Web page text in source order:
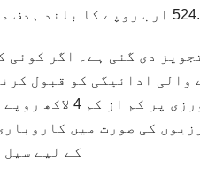
دی گئی ہے۔ اگر کوئی
ادائیگی کو قبول
ہے تو اسے 10 لاکھ روپے تک جرمانہ
خلاف ورزیوں کی صورت میں
کے لیے سیل